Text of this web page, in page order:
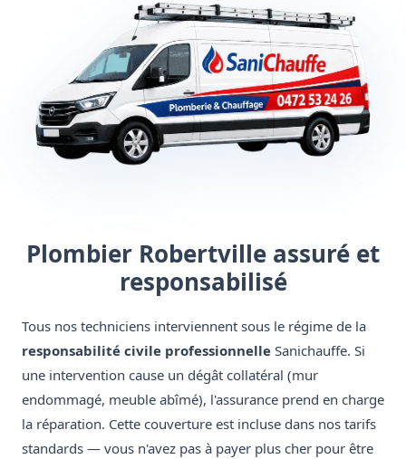
Plombier Robertville assuré et
responsabilisé
Tous nos techniciens interviennent sous le régime de la
responsabilité civile professionnelle Sanichauffe. Si
une intervention cause un dégât collatéral (mur
endommagé, meuble abîmé), l'assurance prend en charge
la réparation. Cette couverture est incluse dans nos tarifs
standards — vous n'avez pas à payer plus cher pour être